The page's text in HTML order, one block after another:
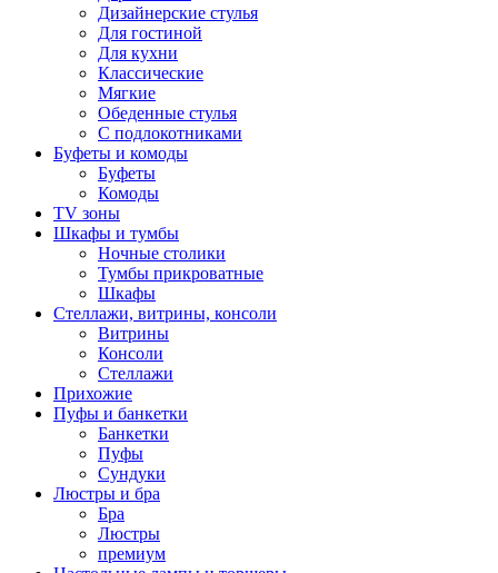
Дизайнерские стулья
Для гостиной
Для кухни
Классические
Мягкие
Обеденные стулья
С подлокотниками
Буфеты и комоды
Буфеты
Комоды
TV зоны
Шкафы и тумбы
Ночные столики
Тумбы прикроватные
Шкафы
Стеллажи, витрины, консоли
Витрины
Консоли
Стеллажи
Прихожие
Пуфы и банкетки
Банкетки
Пуфы
Сундуки
Люстры и бра
Бра
Люстры
премиум